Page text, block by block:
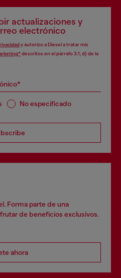
actualizaciones y
electrónico
y autorizo a Diesel a tratar mis
descritos en el párrafo 3.1, d) de la
No especificado
Forma parte de una
de beneficios exclusivos.
ahora